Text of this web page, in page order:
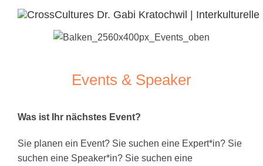
Events & Speaker
Was ist Ihr nächstes Event?
Sie planen ein Event? Sie suchen eine Expert*in? Sie
suchen eine Speaker*in? Sie suchen eine